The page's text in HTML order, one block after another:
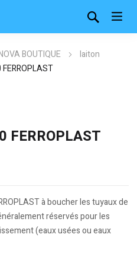
BOUTIQUE
laiton
FERROPLAST
à boucher les tuyaux de
réservés pour les
(eaux usées ou eaux